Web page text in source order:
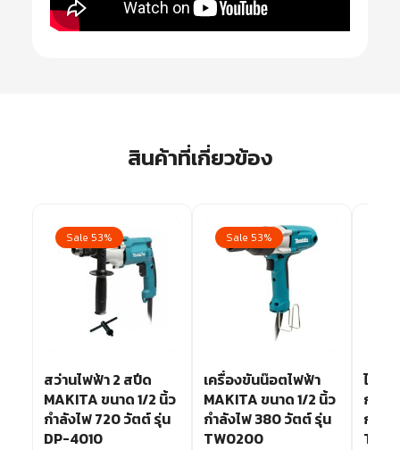
สินค้าที่เกี่ยวข้อง
Sale 53%
สว่านไฟฟ้า 2 สปีด
MAKITA ขนาด 1/2 นิ้ว
กำลังไฟ 720 วัตต์ รุ่น
DP-4010
Sale 53%
เครื่องขันน๊อตไฟฟ้า
MAKITA ขนาด 1/2 นิ้ว
กำลังไฟ 380 วัตต์ รุ่น
TW0200
ไขค
กระ
กำลั